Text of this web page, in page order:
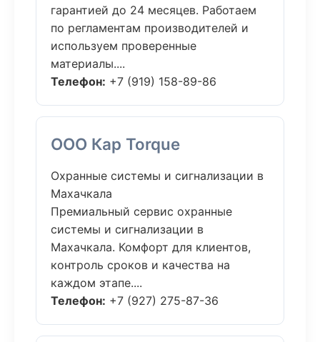
гарантией до 24 месяцев. Работаем
по регламентам производителей и
используем проверенные
материалы....
Телефон: +7 (919) 158-89-86
ООО Кар Torque
Охранные системы и сигнализации в
Махачкала
Премиальный сервис охранные
системы и сигнализации в
Махачкала. Комфорт для клиентов,
контроль сроков и качества на
каждом этапе....
Телефон: +7 (927) 275-87-36